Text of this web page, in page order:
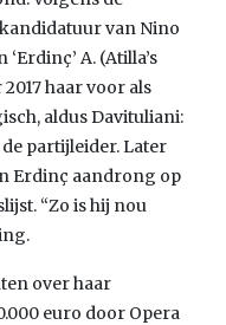
van Nino
A. (Atilla’s
haar voor als
aldus Davituliani:
partijleider. Later
Erdinç aandrong op
“Zo is hij nou
over haar
euro door Opera